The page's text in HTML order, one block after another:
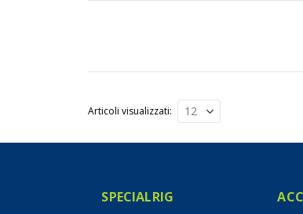
Articoli visualizzati
SPECIALRIG